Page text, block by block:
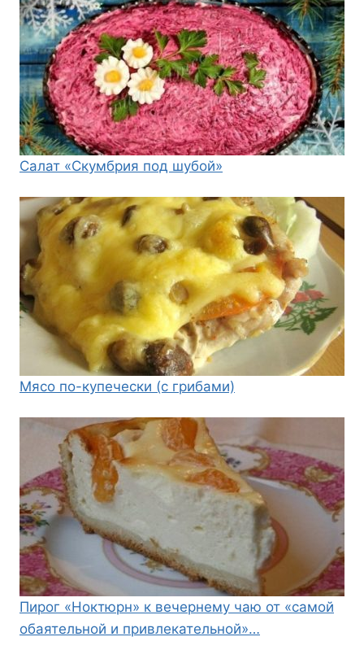
Салат «Скумбрия под шубой»
Мясо по-купечески (с грибами)
Пирог «Ноктюрн» к вечернему чаю от «самой
обаятельной и привлекательной»…